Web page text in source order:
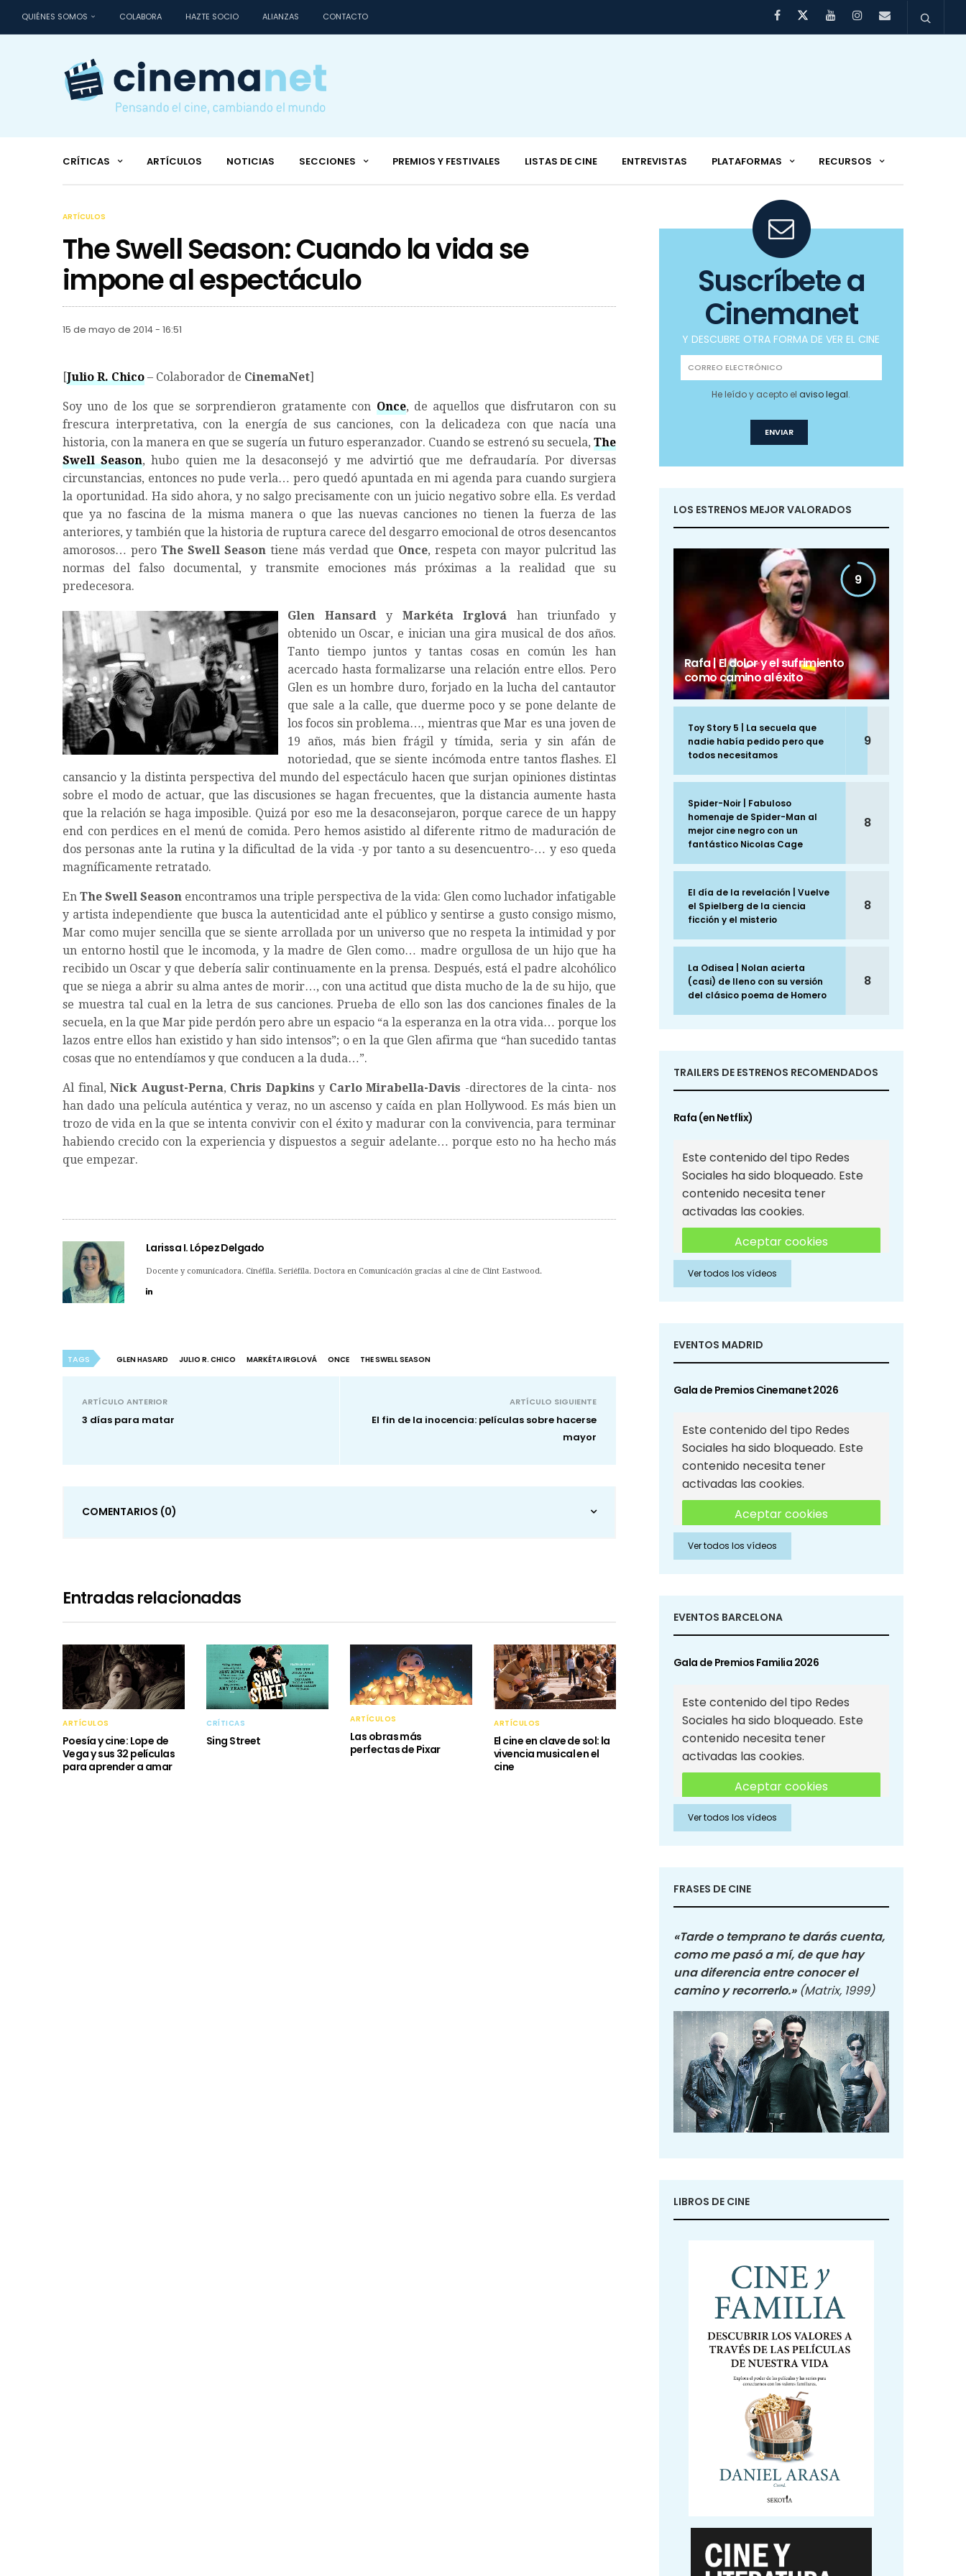
QUIÉNES SOMOS COLABORA HAZTE SOCIO ALIANZAS CONTACTO
CRÍTICAS ARTÍCULOS NOTICIAS SECCIONES PREMIOS Y FESTIVALES LISTAS DE CINE ENTREVISTAS PLATAFORMAS RECURSOS
ARTÍCULOS
The Swell Season: Cuando la vida se
impone al espectáculo
15 de mayo de 2014 - 16:51
[Julio R. Chico – Colaborador de CinemaNet]
Soy uno de los que se sorprendieron gratamente con Once, de aquellos que disfrutaron con su
frescura interpretativa, con la energía de sus canciones, con la delicadeza con que nacía una
historia, con la manera en que se sugería un futuro esperanzador. Cuando se estrenó su secuela, The
Swell Season, hubo quien me la desaconsejó y me advirtió que me defraudaría. Por diversas
circunstancias, entonces no pude verla… pero quedó apuntada en mi agenda para cuando surgiera
la oportunidad. Ha sido ahora, y no salgo precisamente con un juicio negativo sobre ella. Es verdad
que ya no fascina de la misma manera o que las nuevas canciones no tienen la fuerza de las
anteriores, y también que la historia de ruptura carece del desgarro emocional de otros desencantos
amorosos… pero The Swell Season tiene más verdad que Once, respeta con mayor pulcritud las
normas del falso documental, y transmite emociones más próximas a la realidad que su
predecesora.
Glen Hansardy Markéta Irglová han triunfado y
obtenido un Oscar, e inician una gira musical de dos años.
Tanto tiempo juntos y tantas cosas en común les han
acercado hasta formalizarse una relación entre ellos. Pero
Glen es un hombre duro, forjado en la lucha del cantautor
que sale a la calle, que duerme poco y se pone delante de
los focos sin problema…, mientras que Mar es una joven de
19 años, más bien frágil y tímida, seria y sin afán de
notoriedad, que se siente incómoda entre tantos flashes. El
cansancio y la distinta perspectiva del mundo del espectáculo hacen que surjan opiniones distintas
sobre el modo de actuar, que las discusiones se hagan frecuentes, que la distancia aumente hasta
que la relación se haga imposible. Quizá por eso me la desaconsejaron, porque carece de un happy
end con perdices en el menú de comida. Pero hemos asistido al diferente ritmo de maduración de
dos personas ante la rutina y la dificultad de la vida -y por tanto a su desencuentro-… y eso queda
magníficamente retratado.
En The Swell Season encontramos una triple perspectiva de la vida: Glen como luchador infatigable
y artista independiente que busca la autenticidad ante el público y sentirse a gusto consigo mismo,
Mar como mujer sencilla que se siente arrollada por un universo que no respeta la intimidad y por
un entorno hostil que le incomoda, y la madre de Glen como… madre orgullosa de un hijo que ha
recibido un Oscar y que debería salir continuamente en la prensa. Después, está el padre alcohólico
que se niega a abrir su alma antes de morir…, con una actitud que dista mucho de la de su hijo, que
se muestra tal cual en la letra de sus canciones. Prueba de ello son las dos canciones finales de la
secuela, en la que Mar pide perdón pero abre un espacio “a la esperanza en la otra vida… porque los
lazos entre ellos han existido y han sido intensos”; o en la que Glen afirma que “han sucedido tantas
cosas que no entendíamos y que conducen a la duda…”.
Al final,Nick August-Perna, Chris Dapkins y Carlo Mirabella-Davis -directores de la cinta- nos
han dado una película auténtica y veraz, no un ascenso y caída en plan Hollywood. Es más bien un
trozo de vida en la que se intenta convivir con el éxito y madurar con la convivencia, para terminar
habiendo crecido con la experiencia y dispuestos a seguir adelante… porque esto no ha hecho más
que empezar.
Larissa I. López Delgado
Docente y comunicadora. Cinéfila. Seriéfila. Doctora en Comunicación gracias al cine de Clint Eastwood.
TAGS GLEN HASARD JULIO R. CHICO MARKÉTA IRGLOVÁ ONCE THE SWELL SEASON
ARTÍCULO ANTERIOR
3 días para matar
ARTÍCULO SIGUIENTE
El fin de la inocencia: películas sobre hacerse
mayor
COMENTARIOS (0)
Entradas relacionadas
ARTÍCULOS
Poesía y cine: Lope de
Vega y sus 32 películas
para aprender a amar
CRÍTICAS
Sing Street
ARTÍCULOS
Las obras más
perfectas de Pixar
ARTÍCULOS
El cine en clave de sol: la
vivencia musical en el
cine
Suscríbete a
Cinemanet
Y DESCUBRE OTRA FORMA DE VER EL CINE
He leído y acepto elaviso legal.
LOS ESTRENOS MEJOR VALORADOS
9
Rafa | El dolor y el sufrimiento
como camino al éxito
Toy Story 5 | La secuela que
nadie había pedido pero que
todos necesitamos
9
Spider-Noir | Fabuloso
homenaje de Spider-Man al
mejor cine negro con un
fantástico Nicolas Cage
8
El día de la revelación | Vuelve
el Spielberg de la ciencia
ficción y el misterio
8
La Odisea | Nolan acierta
(casi) de lleno con su versión
del clásico poema de Homero
8
TRAILERS DE ESTRENOS RECOMENDADOS
Rafa (en Netflix)
Este contenido del tipo Redes
Sociales ha sido bloqueado. Este
contenido necesita tener
activadas las cookies.
Aceptar cookies
Aceptar cookies de Redes
Sociales
Ver todos los vídeos
EVENTOS MADRID
Gala de Premios Cinemanet 2026
Este contenido del tipo Redes
Sociales ha sido bloqueado. Este
contenido necesita tener
activadas las cookies.
Aceptar cookies
Aceptar cookies de Redes
Sociales
Ver todos los vídeos
EVENTOS BARCELONA
Gala de Premios Familia 2026
Este contenido del tipo Redes
Sociales ha sido bloqueado. Este
contenido necesita tener
activadas las cookies.
Aceptar cookies
Aceptar cookies de Redes
Sociales
Ver todos los vídeos
FRASES DE CINE
«Tarde o temprano te darás cuenta,
como me pasó a mí, de que hay
una diferencia entre conocer el
camino y recorrerlo.» (Matrix, 1999)
LIBROS DE CINE